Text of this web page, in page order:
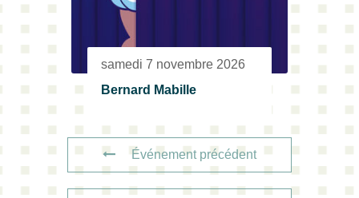
samedi 7 novembre 2026
Bernard Mabille
Événement précédent